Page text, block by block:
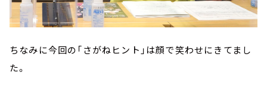
ちなみに今回の「さがねヒント」は顔で笑わせにきてまし
た。